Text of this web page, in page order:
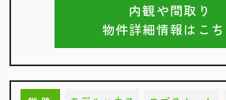
内観や間取り
物件詳細情報はこち